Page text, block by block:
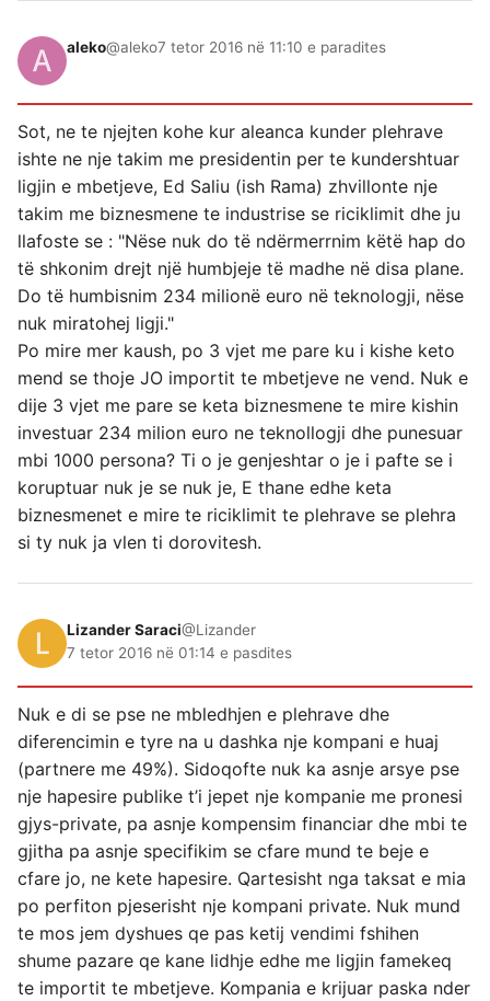
aleko@aleko7 tetor 2016 në 11:10 e paradites
Sot, ne te njejten kohe kur aleanca kunder plehrave
ishte ne nje takim me presidentin per te kundershtuar
ligjin e mbetjeve, Ed Saliu (ish Rama) zhvillonte nje
takim me biznesmene te industrise se riciklimit dhe ju
llafoste se : "Nëse nuk do të ndërmerrnim këtë hap do
të shkonim drejt një humbjeje të madhe në disa plane.
Do të humbisnim 234 milionë euro në teknologji, nëse
nuk miratohej ligji."
Po mire mer kaush, po 3 vjet me pare ku i kishe keto
mend se thoje JO importit te mbetjeve ne vend. Nuk e
dije 3 vjet me pare se keta biznesmene te mire kishin
investuar 234 milion euro ne teknollogji dhe punesuar
mbi 1000 persona? Ti o je genjeshtar o je i pafte se i
koruptuar nuk je se nuk je, E thane edhe keta
biznesmenet e mire te riciklimit te plehrave se plehra
si ty nuk ja vlen ti dorovitesh.
Lizander Saraci@Lizander
7 tetor 2016 në 01:14 e pasdites
Nuk e di se pse ne mbledhjen e plehrave dhe
diferencimin e tyre na u dashka nje kompani e huaj
(partnere me 49%). Sidoqofte nuk ka asnje arsye pse
nje hapesire publike t’i jepet nje kompanie me pronesi
gjys-private, pa asnje kompensim financiar dhe mbi te
gjitha pa asnje specifikim se cfare mund te beje e
cfare jo, ne kete hapesire. Qartesisht nga taksat e mia
po perfiton pjeserisht nje kompani private. Nuk mund
te mos jem dyshues qe pas ketij vendimi fshihen
shume pazare qe kane lidhje edhe me ligjin famekeq
te importit te mbetjeve. Kompania e krijuar paska nder